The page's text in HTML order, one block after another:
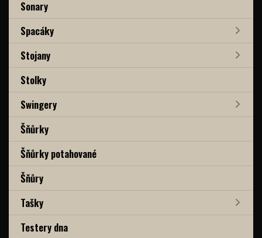
Sonary
Spacáky
Stojany
Stolky
Swingery
Šňůrky
Šňůrky potahované
Šňůry
Tašky
Testery dna